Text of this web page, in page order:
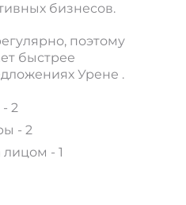
бизнесов.
поэтому
быстрее
Урене .
2
- 2
лицом - 1